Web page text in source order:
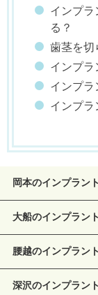
インプラ
る？
歯茎を切
インプラ
インプラ
インプラ
岡本のインプラン
大船のインプラン
腰越のインプラン
深沢のインプラン